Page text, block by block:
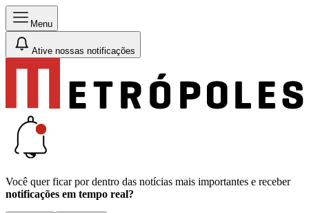
Menu
Ative nossas notificações
Você quer ficar por dentro das notícias mais importantes e receber
notificações em tempo real?